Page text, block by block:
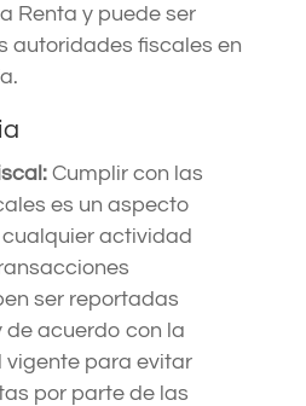
Renta y puede ser
autoridades fiscales en
Cumplir con las
es un aspecto
actividad
ser reportadas
acuerdo con la
vigente para evitar
por parte de las